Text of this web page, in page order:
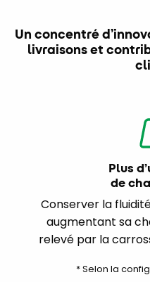
Un concentré
livraisons et
Plus
de
Conserver la
augmentant sa
relevé par la
* Selon la